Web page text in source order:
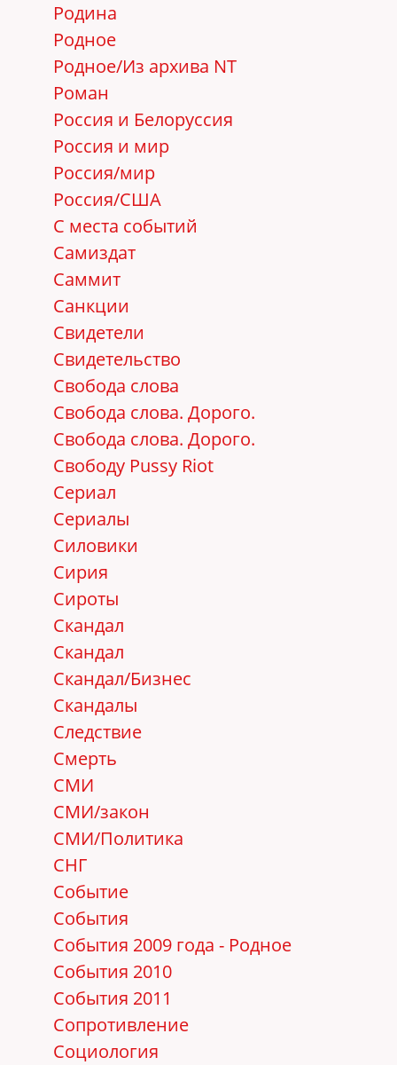
Родина
Родное
Родное/Из архива NT
Роман
Россия и Белоруссия
Россия и мир
Россия/мир
Россия/США
С места событий
Самиздат
Саммит
Санкции
Свидетели
Свидетельство
Свобода слова
Свобода слова. Дорого.
Свобода слова. Дорого.
Свободу Pussy Riot
Сериал
Сериалы
Силовики
Сирия
Сироты
Скандал
Скандал
Скандал/Бизнес
Скандалы
Следствие
Смерть
СМИ
СМИ/закон
СМИ/Политика
СНГ
Событие
События
События 2009 года - Родное
События 2010
События 2011
Сопротивление
Социология